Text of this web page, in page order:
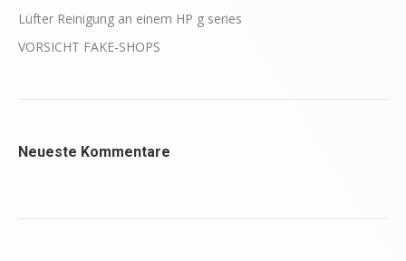
Lüfter Reinigung an einem HP g series
VORSICHT FAKE-SHOPS
Neueste Kommentare